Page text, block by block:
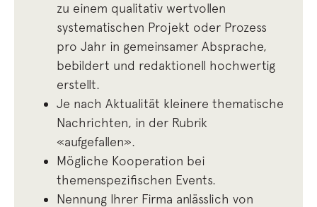
zu einem qualitativ wertvollen
systematischen Projekt oder Prozess
pro Jahr in gemeinsamer Absprache,
bebildert und redaktionell hochwertig
erstellt.
Je nach Aktualität kleinere thematische
Nachrichten, in der Rubrik
«aufgefallen».
Mögliche Kooperation bei
themenspezifischen Events.
Nennung Ihrer Firma anlässlich von